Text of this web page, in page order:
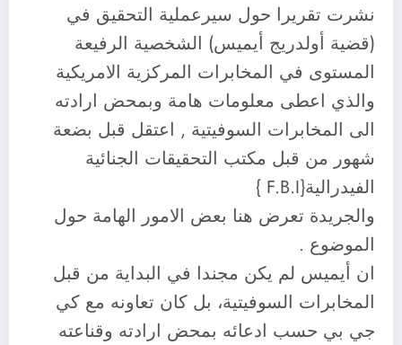
نشرت تقريرا حول سيرعملية التحقيق في
(قضية أولدريج أيميس) الشخصية الرفيعة
المستوى في المخابرات المركزية الامريكية
والذي اعطى معلومات هامة وبمحض ارادته
الى المخابرات السوفيتية , اعتقل قبل بضعة
شهور من قبل مكتب التحقيقات الجنائية
الفيدرالية{F.B.I }
والجريدة تعرض هنا بعض الامور الهامة حول
الموضوع .
ان أيميس لم يكن مجندا في البداية من قبل
المخابرات السوفيتية، بل كان تعاونه مع كي
جي بي حسب ادعائه بمحض ارادته وقناعته